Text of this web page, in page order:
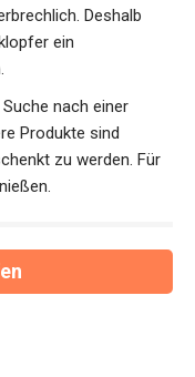
Deshalb
ein
Suche nach einer
Produkte sind
zu werden. Für